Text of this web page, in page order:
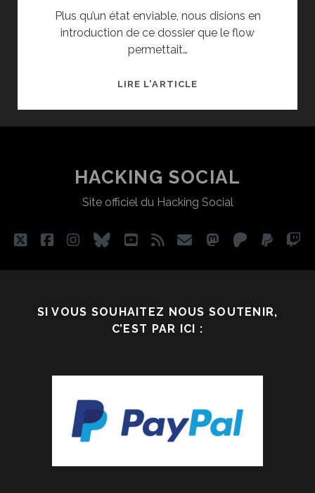
Plus qu’un état enviable, nous disions en
introduction de ce dossier que le flow
permettait…
LIRE L'ARTICLE♦
DE
CE
QUOI
AVONS
L’ATTENTION
HACKING SOCIAL
Site officiel du Hacking Social
twitterfacebook
instagram
blueskyyoutube
rss emailmastodon
patreon
SI VOUS SOUHAITEZ NOUS SOUTENIR,
C’EST PAR ICI :